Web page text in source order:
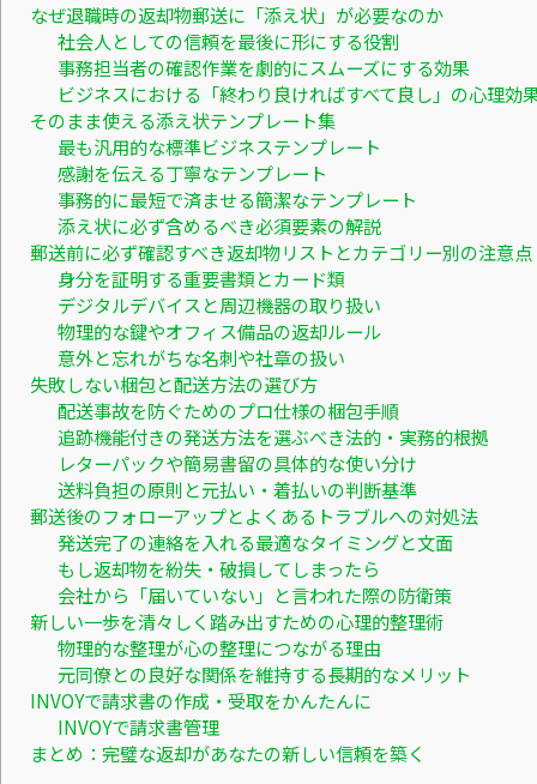
なぜ退職時の返却物郵送に「添え状」が必要なのか
社会人としての信頼を最後に形にする役割
事務担当者の確認作業を劇的にスムーズにする効果
ビジネスにおける「終わり良ければすべて良し」の心理効
そのまま使える添え状テンプレート集
最も汎用的な標準ビジネステンプレート
感謝を伝える丁寧なテンプレート
事務的に最短で済ませる簡潔なテンプレート
添え状に必ず含めるべき必須要素の解説
郵送前に必ず確認すべき返却物リストとカテゴリー別の注意点
身分を証明する重要書類とカード類
デジタルデバイスと周辺機器の取り扱い
物理的な鍵やオフィス備品の返却ルール
意外と忘れがちな名刺や社章の扱い
失敗しない梱包と配送方法の選び方
配送事故を防ぐためのプロ仕様の梱包手順
追跡機能付きの発送方法を選ぶべき法的・実務的根拠
レターパックや簡易書留の具体的な使い分け
送料負担の原則と元払い・着払いの判断基準
郵送後のフォローアップとよくあるトラブルへの対処法
発送完了の連絡を入れる最適なタイミングと文面
もし返却物を紛失・破損してしまったら
会社から「届いていない」と言われた際の防衛策
新しい一歩を清々しく踏み出すための心理的整理術
物理的な整理が心の整理につながる理由
元同僚との良好な関係を維持する長期的なメリット
INVOYで請求書の作成・受取をかんたんに
INVOYで請求書管理
まとめ：完璧な返却があなたの新しい信頼を築く